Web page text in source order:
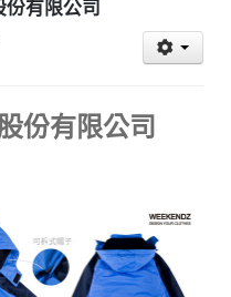
有限公司
份有限公司